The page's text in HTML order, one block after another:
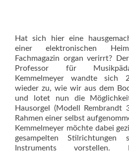
Hat sich hier eine
einer elektronischen
Fachmagazin organ verirrt?
Professor für
Kemmelmeyer wandte sich
wieder zu, wie wir aus dem
und lotet nun die
Hausorgel (Modell
Rahmen einer selbst
Kemmelmeyer möchte dabei
gesampelten Stilrichtungen
Instruments vorstellen.